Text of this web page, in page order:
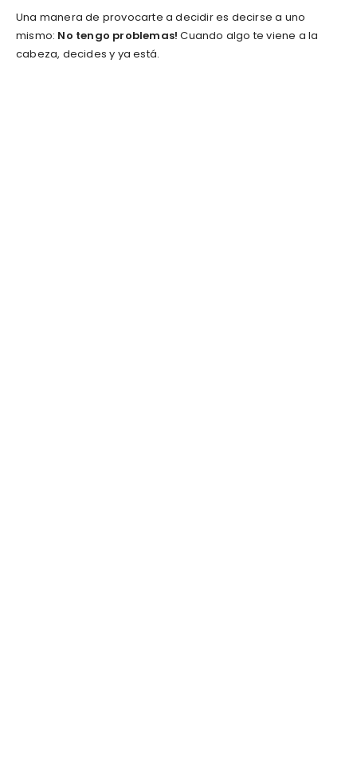
Una manera de provocarte a decidir es decirse a uno
mismo: No tengo problemas! Cuando algo te viene a la
cabeza, decides y ya está.